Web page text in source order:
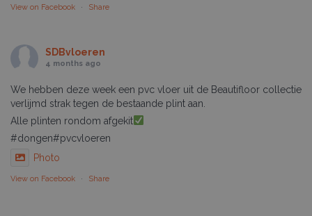
View on Facebook · Share
SDBvloeren
4 months ago
We hebben deze week een pvc vloer uit de Beautifloor collectie
verlijmd strak tegen de bestaande plint aan.
Alle plinten rondom afgekit
#dongen#pvcvloeren
Photo
View on Facebook · Share